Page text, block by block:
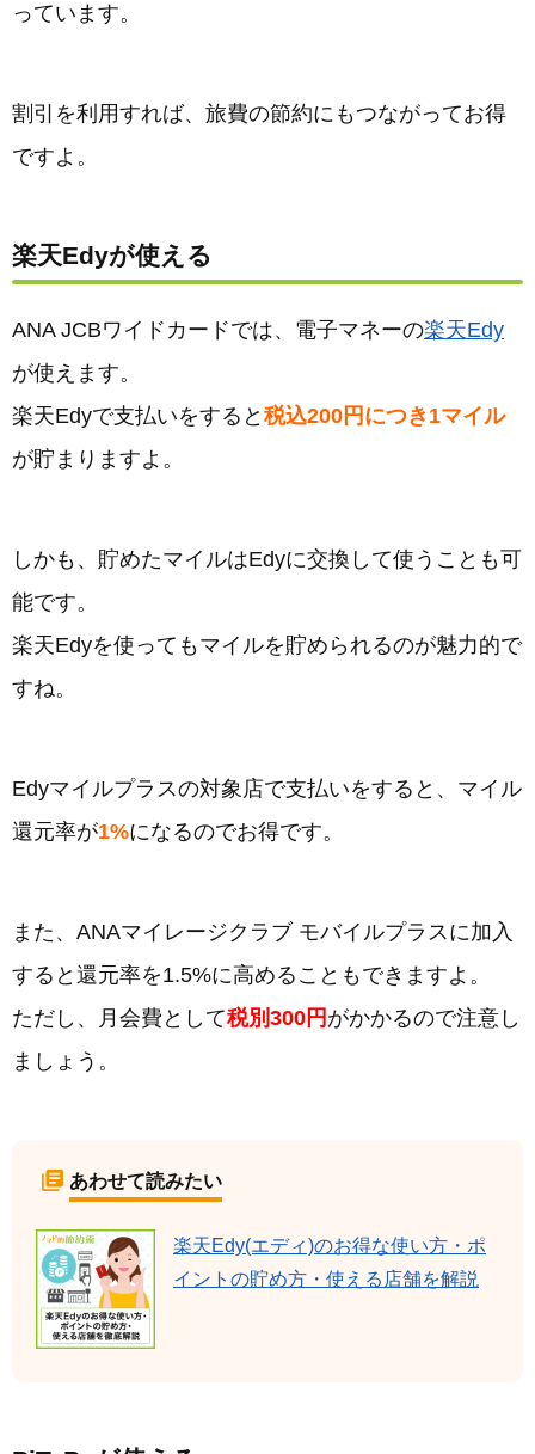
っています。
割引を利用すれば、旅費の節約にもつながってお得
ですよ。
楽天Edyが使える
ANA JCBワイドカードでは、電子マネーの楽天Edy
が使えます。
楽天Edyで支払いをすると 税込200円につき1マイル
が貯まりますよ。
しかも、貯めたマイルはEdyに交換して使うことも可
能です。
楽天Edyを使ってもマイルを貯められるのが魅力的で
すね。
Edyマイルプラスの対象店で支払いをすると、マイル
還元率が1%になるのでお得です。
また、ANAマイレージクラブ モバイルプラスに加入
すると還元率を1.5%に高めることもできますよ。
ただし、月会費として税別300円 がかかるので注意し
ましょう。
あわせて読みたい
楽天Edy(エディ)のお得な使い方・ポ
イントの貯め方・使える店舗を解説